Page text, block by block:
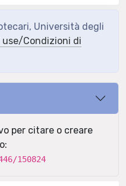
Università degli
use/Condizioni di
per citare o creare
150824